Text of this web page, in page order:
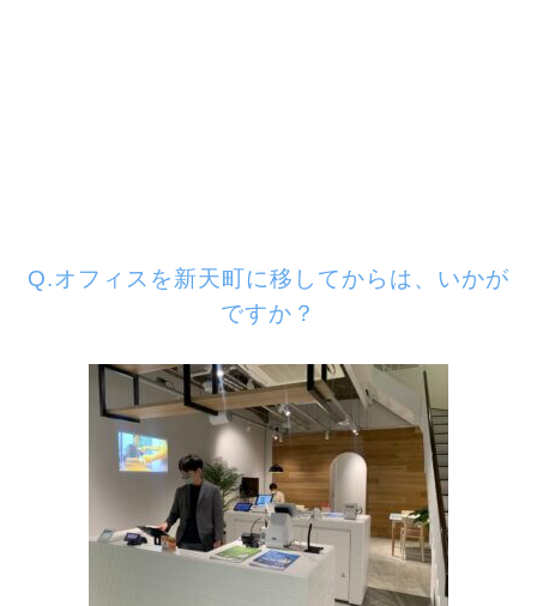
Q.オフィスを新天町に移してからは、いかが
ですか？